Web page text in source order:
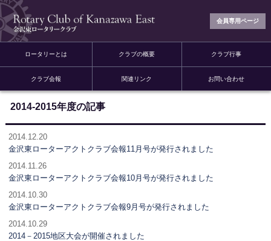
会員専用ページ
ロータリーとは クラブの概要 クラブ行事
クラブ会報 関連リンク お問い合わせ
2014-2015年度の記事
2014.12.20
金沢東ローターアクトクラブ会報11月号が発行されました
2014.11.26
金沢東ローターアクトクラブ会報10月号が発行されました
2014.10.30
金沢東ローターアクトクラブ会報9月号が発行されました
2014.10.29
2014－2015地区大会が開催されました